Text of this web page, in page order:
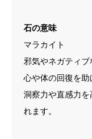
石の意味
マラカイト
邪気やネガティブ
心や体の回復を助
洞察力や直感力を
れます。